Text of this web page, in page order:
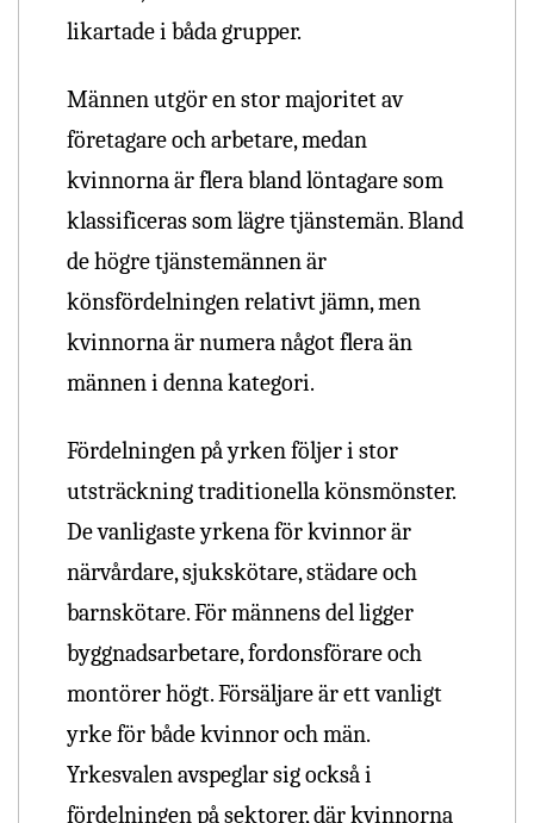
likartade i båda grupper.
Männen utgör en stor majoritet av
företagare och arbetare, medan
kvinnorna är flera bland löntagare som
klassificeras som lägre tjänstemän. Bland
de högre tjänstemännen är
könsfördelningen relativt jämn, men
kvinnorna är numera något flera än
männen i denna kategori.
Fördelningen på yrken följer i stor
utsträckning traditionella könsmönster.
De vanligaste yrkena för kvinnor är
närvårdare, sjukskötare, städare och
barnskötare. För männens del ligger
byggnadsarbetare, fordonsförare och
montörer högt. Försäljare är ett vanligt
yrke för både kvinnor och män.
Yrkesvalen avspeglar sig också i
fördelningen på sektorer, där kvinnorna